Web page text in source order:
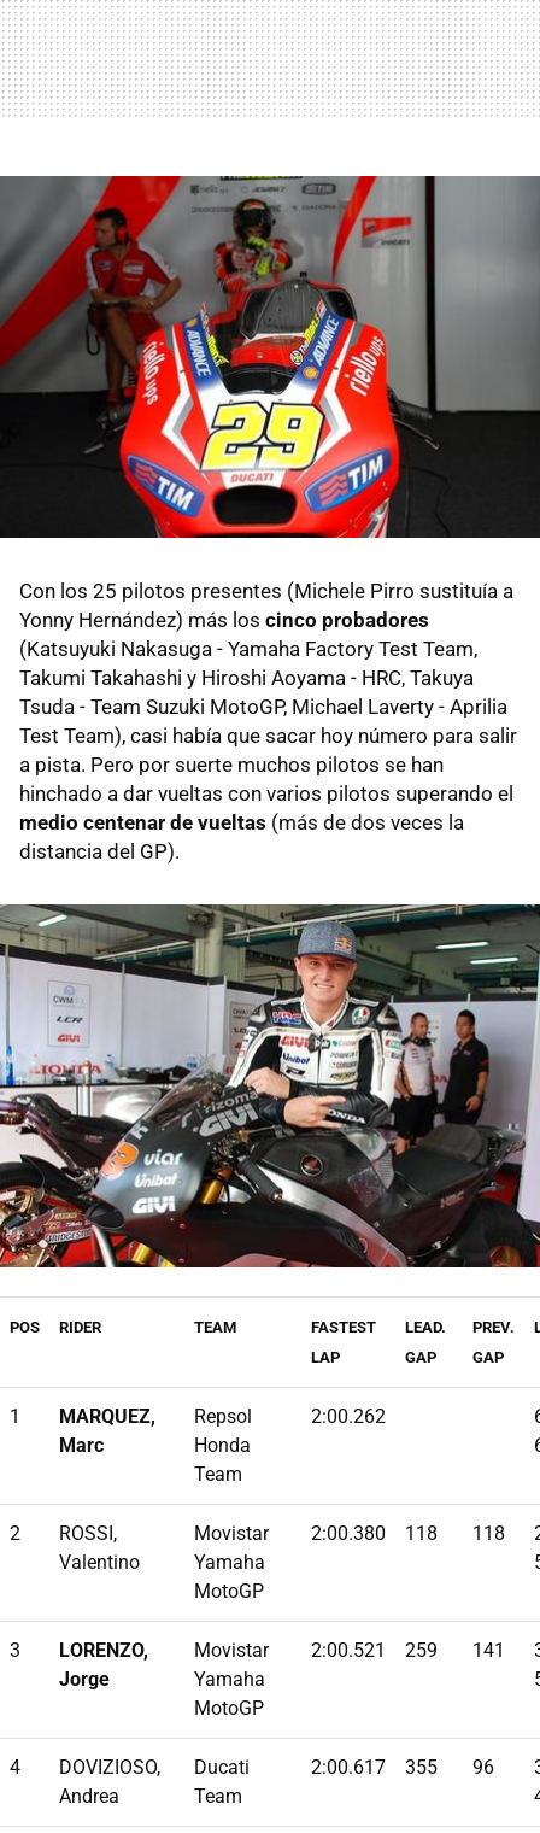
Con los 25 pilotos presentes (Michele Pirro sustituía a
Yonny Hernández) más los cinco probadores
(Katsuyuki Nakasuga - Yamaha Factory Test Team,
Takumi Takahashi y Hiroshi Aoyama - HRC, Takuya
Tsuda - Team Suzuki MotoGP, Michael Laverty - Aprilia
Test Team), casi había que sacar hoy número para salir
a pista. Pero por suerte muchos pilotos se han
hinchado a dar vueltas con varios pilotos superando el
medio centenar de vueltas (más de dos veces la
distancia del GP).
POS RIDER TEAM
FASTEST
LAP
LEAD.
GAP
PREV.
GAP
1
MARQUEZ,
Marc
Repsol
Honda
Team
2:00.262
2
ROSSI,
Valentino
Movistar
Yamaha
MotoGP
2:00.380 118 118
3
LORENZO,
Jorge
Movistar
Yamaha
MotoGP
2:00.521 259 141
4
DOVIZIOSO,
Andrea
Ducati
Team
2:00.617 355 96